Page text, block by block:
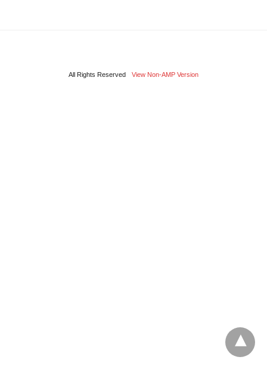
All Rights Reserved View Non-AMP Version